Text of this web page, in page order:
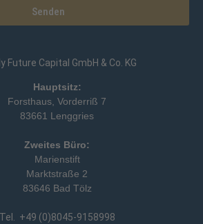
Senden
Future Capital GmbH & Co. KG
Hauptsitz:
Forsthaus, Vorderriß 7
83661 Lenggries
Zweites Büro:
Marienstift
Marktstraße 2
83646 Bad Tölz
Tel. +49 (0)8045-9158998